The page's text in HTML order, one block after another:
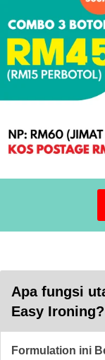
Apa fungsi
Easy Ironing?
Formulation ini